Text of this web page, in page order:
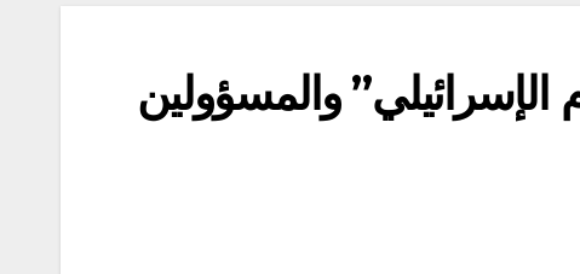
الإسرائيلي” والمسؤولين